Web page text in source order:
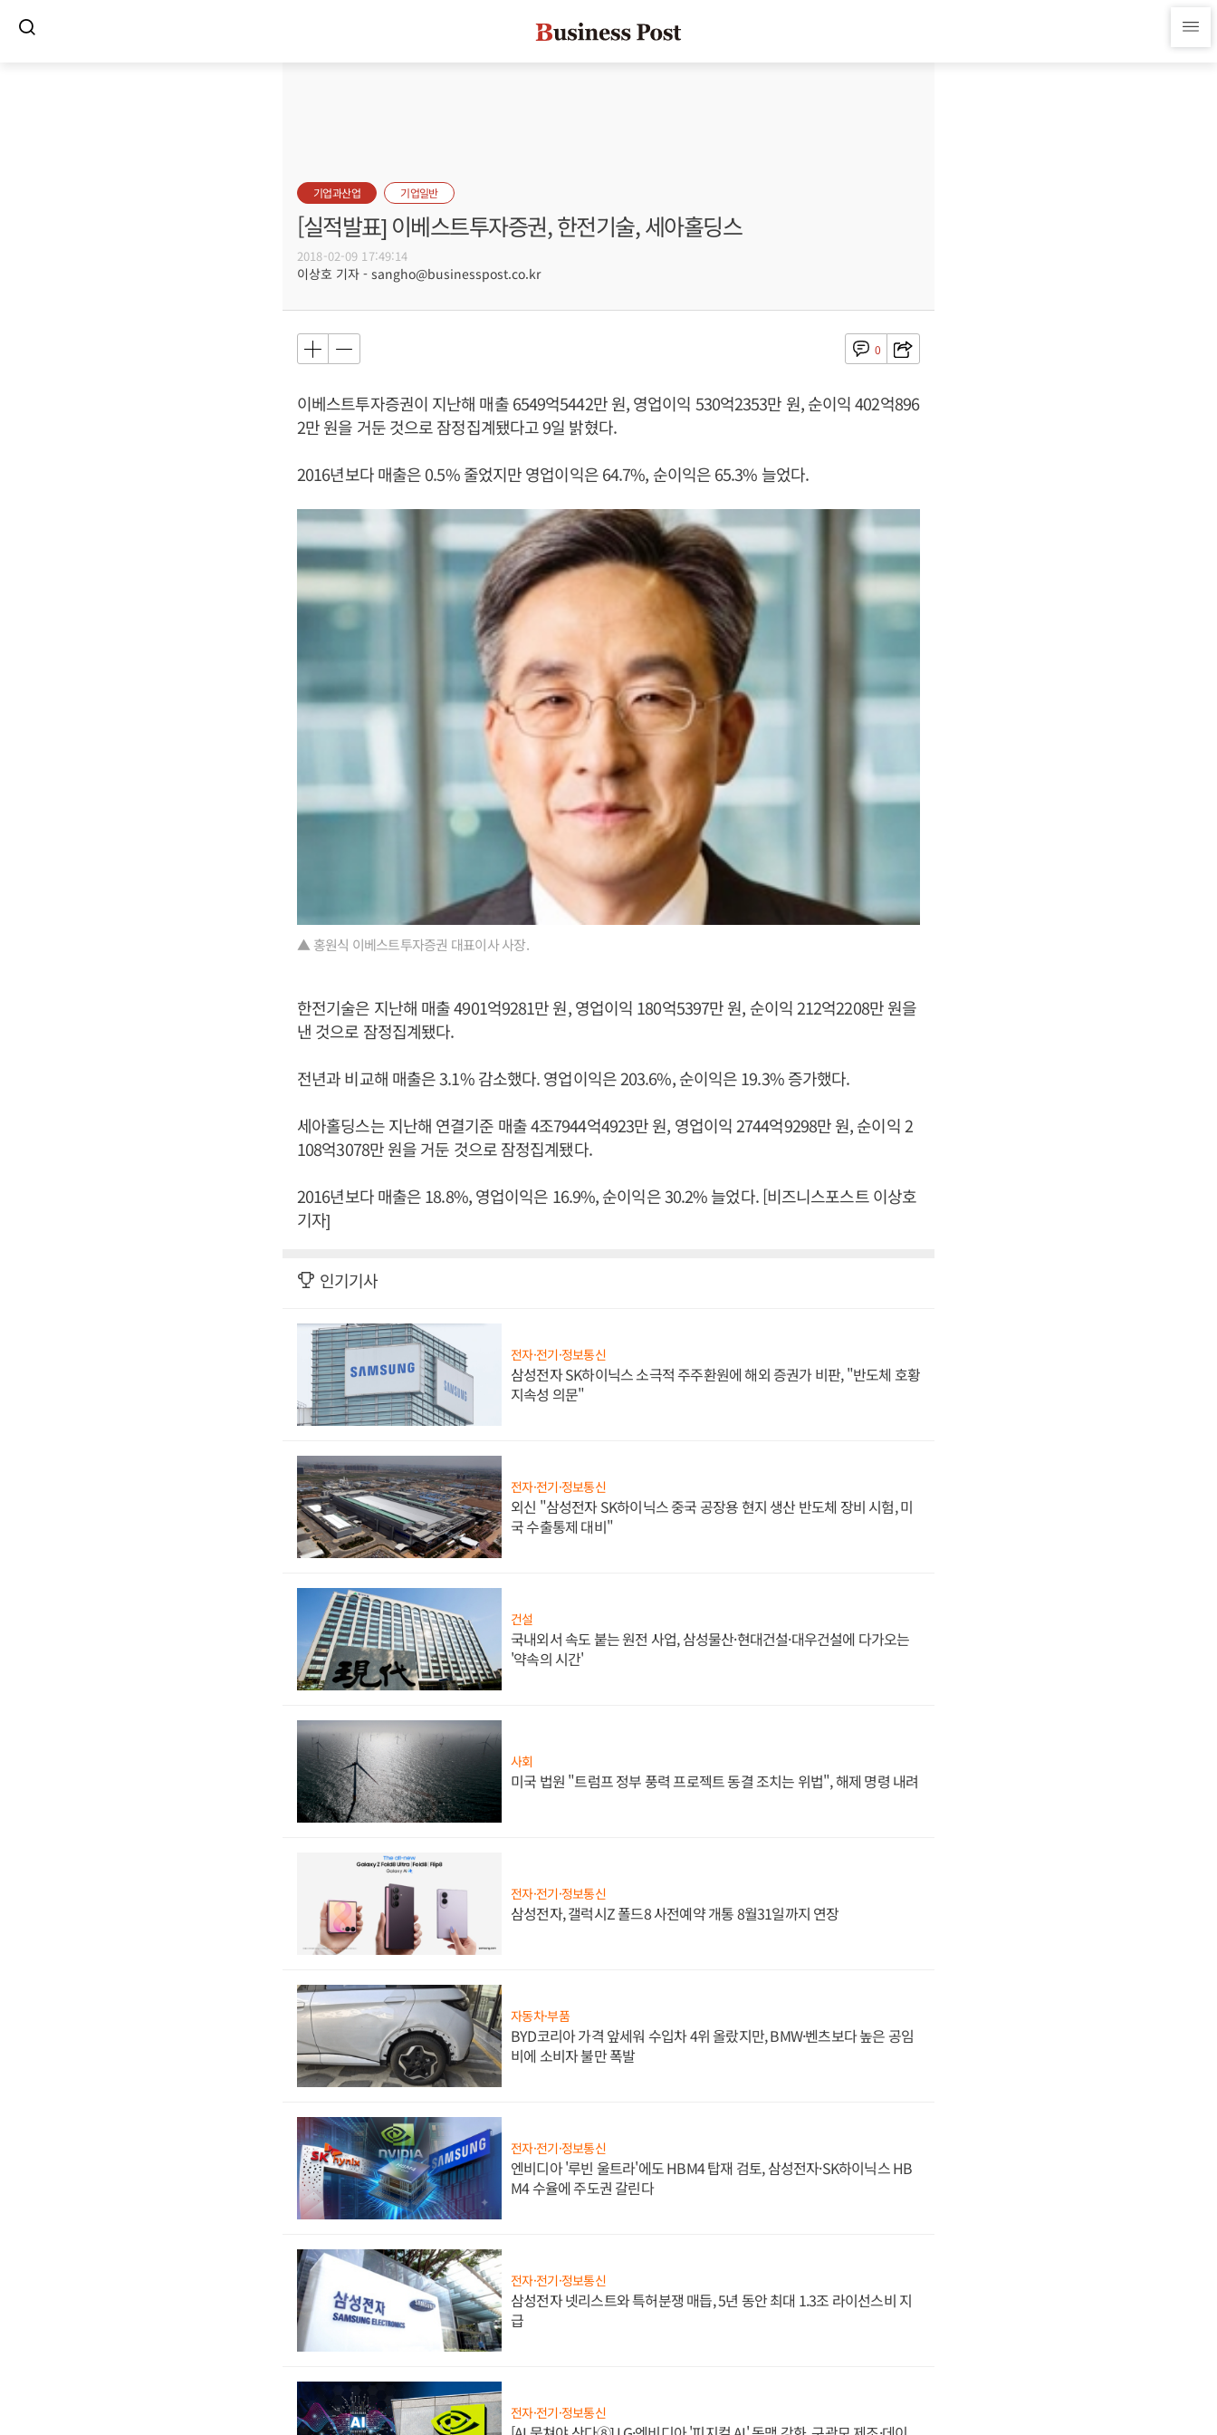
기업과산업 기업일반
[실적발표] 이베스트투자증권, 한전기술, 세아홀딩스
2018-02-09 17:49:14
이상호 기자 - sangho@businesspost.co.kr
0
이베스트투자증권이 지난해 매출 6549억5442만 원, 영업이익 530억2353만 원, 순이익 402억896
2만 원을 거둔 것으로 잠정집계됐다고 9일 밝혔다.
2016년보다 매출은 0.5% 줄었지만 영업이익은 64.7%, 순이익은 65.3% 늘었다.
▲ 홍원식 이베스트투자증권 대표이사 사장.
한전기술은 지난해 매출 4901억9281만 원, 영업이익 180억5397만 원, 순이익 212억2208만 원을
낸 것으로 잠정집계됐다.
전년과 비교해 매출은 3.1% 감소했다. 영업이익은 203.6%, 순이익은 19.3% 증가했다.
세아홀딩스는 지난해 연결기준 매출 4조7944억4923만 원, 영업이익 2744억9298만 원, 순이익 2
108억3078만 원을 거둔 것으로 잠정집계됐다.
2016년보다 매출은 18.8%, 영업이익은 16.9%, 순이익은 30.2% 늘었다. [비즈니스포스트 이상호
기자]
인기기사
전자·전기·정보통신
삼성전자 SK하이닉스 소극적 주주환원에 해외 증권가 비판, "반도체 호황
지속성 의문"
전자·전기·정보통신
외신 "삼성전자 SK하이닉스 중국 공장용 현지 생산 반도체 장비 시험, 미
국 수출통제 대비"
건설
국내외서 속도 붙는 원전 사업, 삼성물산·현대건설·대우건설에 다가오는
'약속의 시간'
사회
미국 법원 "트럼프 정부 풍력 프로젝트 동결 조치는 위법", 해제 명령 내려
전자·전기·정보통신
삼성전자, 갤럭시Z 폴드8 사전예약 개통 8월31일까지 연장
자동차·부품
BYD코리아 가격 앞세워 수입차 4위 올랐지만, BMW·벤츠보다 높은 공임
비에 소비자 불만 폭발
전자·전기·정보통신
엔비디아 '루빈 울트라'에도 HBM4 탑재 검토, 삼성전자·SK하이닉스 HB
M4 수율에 주도권 갈린다
전자·전기·정보통신
삼성전자 넷리스트와 특허분쟁 매듭, 5년 동안 최대 1.3조 라이선스비 지
급
전자·전기·정보통신